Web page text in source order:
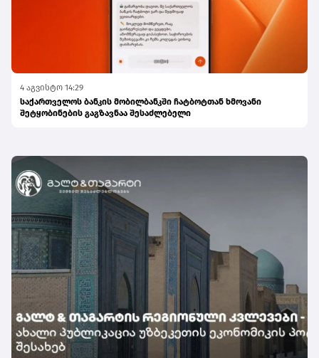
4 აგვისტო 14:29
საქართველოს ბანკის მობილბანკში ჩატბოტთან ხმოვანი
შეტყობინების გაგზავნაა შესაძლებელი